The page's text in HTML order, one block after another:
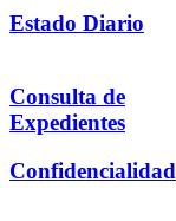
Estado Diario
Consulta de
Expedientes
Confidencialidad